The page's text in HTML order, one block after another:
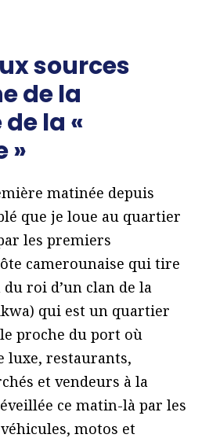
sources
de la
la «
»
matinée depuis
que je loue au quartier
les premiers
camerounaise qui tire
roi d’un clan de la
qui est un quartier
proche du port où
luxe, restaurants,
et vendeurs à la
ce matin-là par les
motos et